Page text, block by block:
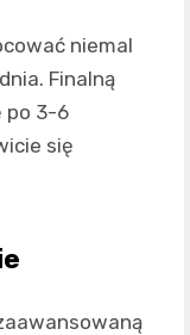
niemal
Finalną
po 3-6
się